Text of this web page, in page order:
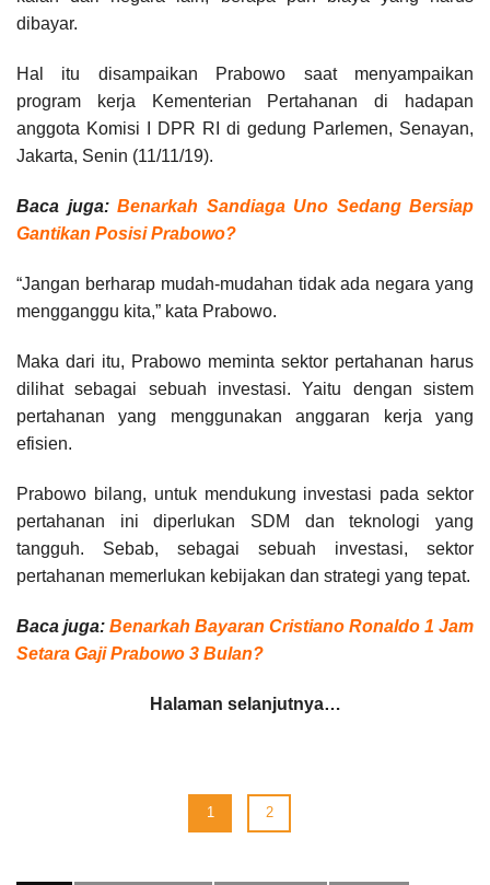
dibayar.
Hal itu disampaikan Prabowo saat menyampaikan
program kerja Kementerian Pertahanan di hadapan
anggota Komisi I DPR RI di gedung Parlemen, Senayan,
Jakarta, Senin (11/11/19).
Baca juga: Benarkah Sandiaga Uno Sedang Bersiap
Gantikan Posisi Prabowo?
“Jangan berharap mudah-mudahan tidak ada negara yang
mengganggu kita,” kata Prabowo.
Maka dari itu, Prabowo meminta sektor pertahanan harus
dilihat sebagai sebuah investasi. Yaitu dengan sistem
pertahanan yang menggunakan anggaran kerja yang
efisien.
Prabowo bilang, untuk mendukung investasi pada sektor
pertahanan ini diperlukan SDM dan teknologi yang
tangguh. Sebab, sebagai sebuah investasi, sektor
pertahanan memerlukan kebijakan dan strategi yang tepat.
Baca juga: Benarkah Bayaran Cristiano Ronaldo 1 Jam
Setara Gaji Prabowo 3 Bulan?
Halaman selanjutnya…
1 2